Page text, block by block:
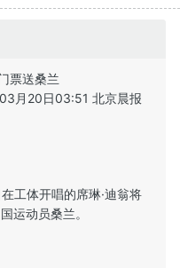
票送桑兰
月20日03:51 北京晨报
体开唱的席琳·迪翁将
运动员桑兰。